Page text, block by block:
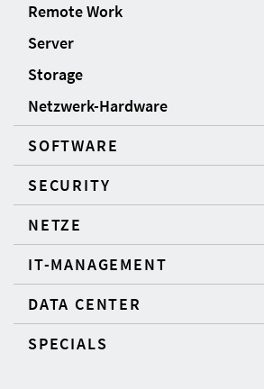
Remote Work
Server
Storage
Netzwerk-Hardware
SOFTWARE
SECURITY
NETZE
IT-MANAGEMENT
DATA CENTER
SPECIALS